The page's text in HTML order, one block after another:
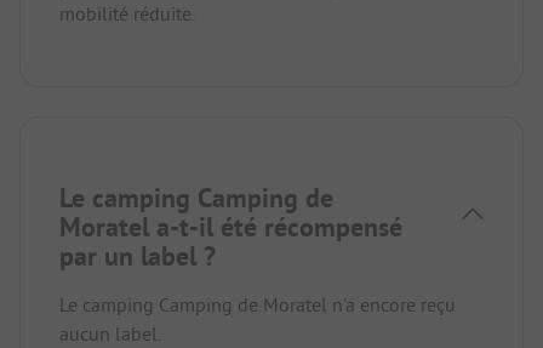
mobilité réduite.
Le camping Camping de
Moratel a-t-il été récompensé
par un label ?
Le camping Camping de Moratel n'a encore reçu
aucun label.